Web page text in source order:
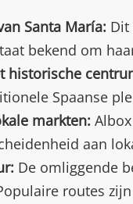
Santa María:Dit
bekend om
historische
Spaanse
markten:Albox
aan
De omliggende
routes